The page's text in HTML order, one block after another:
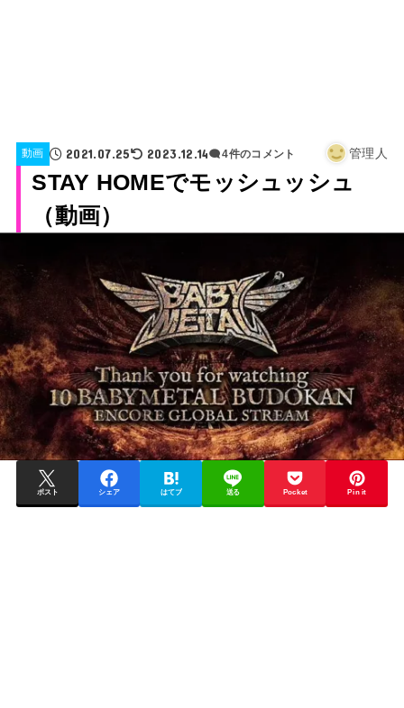
動画 2021.07.25 2023.12.14 4件のコメント 管理人
STAY HOMEでモッシュッシュ
（動画）
ポスト シェア はてブ 送る Pocket Pin it